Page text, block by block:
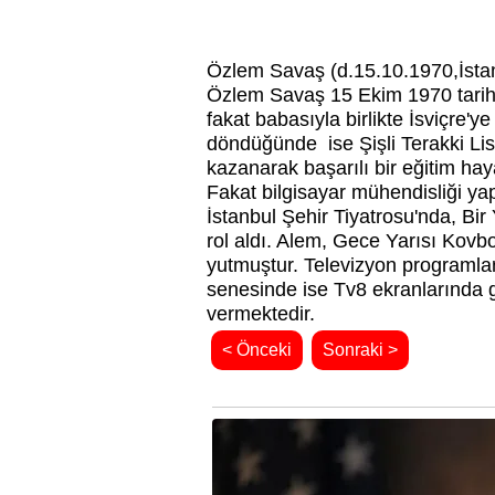
Özlem Savaş
Özlem Savaş 15 Ekim 1970
fakat babasıyla birlikte
döndüğünde ise Şişli Terakki
kazanarak başarılı bir eğitim
Fakat bilgisayar mühendisliği
İstanbul Şehir Tiyatrosu'nda, Bir
rol aldı. Alem, Gece Yarısı
yutmuştur. Televizyon
senesinde ise Tv8 ekranlarında
vermektedir.
< Önceki Sonraki >